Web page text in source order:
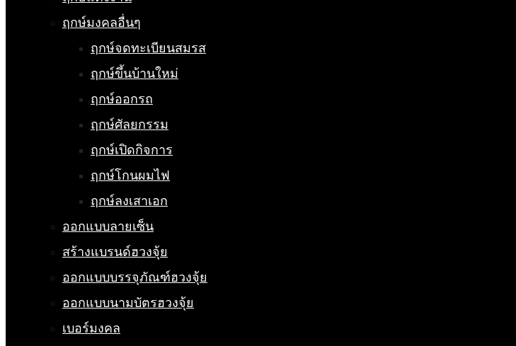
ฤกษ์มงคลอื่นๆ
ฤกษ์จดทะเบียนสมรส
ฤกษ์ขึ้นบ้านใหม่
ฤกษ์ออกรถ
ฤกษ์ศัลยกรรม
ฤกษ์เปิดกิจการ
ฤกษ์โกนผมไฟ
ฤกษ์ลงเสาเอก
ออกแบบลายเซ็น
สร้างแบรนด์ฮวงจุ้ย
ออกแบบบรรจุภัณฑ์ฮวงจุ้ย
ออกแบบนามบัตรฮวงจุ้ย
เบอร์มงคล